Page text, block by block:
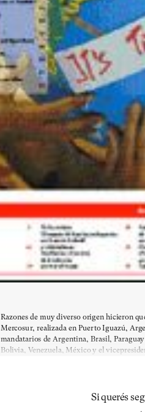
Razones de muy diverso origen hicieron
Mercosur, realizada en Puerto Iguazú,
mandatarios de Argentina, Brasil,
Bolivia, Venezuela, México y el
Si querés